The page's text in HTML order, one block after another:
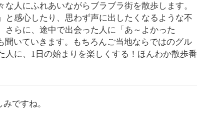
人にふれあいながらブラブラ街を散歩します。
と感心したり、思わず声に出したくなるような不
さらに、途中で出会った人に「あ～よかった
聞いていきます。もちろんご当地ならではのグル
人に、1日の始まりを楽しくする！ほんわか散歩番
ですね。